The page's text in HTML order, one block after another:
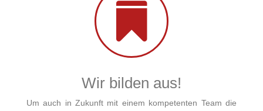

Wir bilden aus!
Um auch in Zukunft mit einem kompetenten Team die